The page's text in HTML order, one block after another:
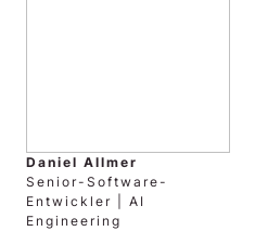
Daniel Allmer
Senior-Software-
Entwickler | AI
Engineering